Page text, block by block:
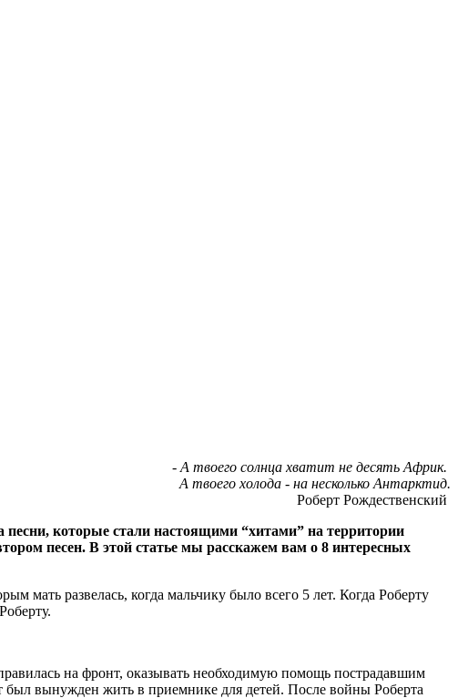
- А твоего солнца хватит не десять Африк.
А твоего холода - на несколько Антарктид.
Роберт Рождественский
которые стали настоящими “хитами” на территории
песен. В этой статье мы расскажем вам о 8 интересных
мать развелась, когда мальчику было всего 5 лет. Когда Роберту
на фронт, оказывать необходимую помощь пострадавшим
был вынужден жить в приемнике для детей. После войны Роберта